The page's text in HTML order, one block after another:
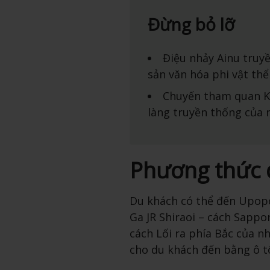
Đừng bỏ lỡ
Điệu nhảy Ainu
sản văn hóa phi vật
Chuyến tham quan
làng truyền thống của
Phương thức
Du khách có thể đến
Ga JR Shiraoi – cách
cách Lối ra phía Bắc của
cho du khách đến bằng ô